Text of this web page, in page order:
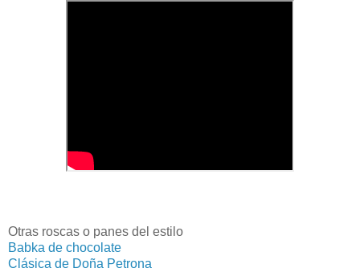
Otras roscas o panes del estilo
Babka de chocolate
Clásica de Doña Petrona